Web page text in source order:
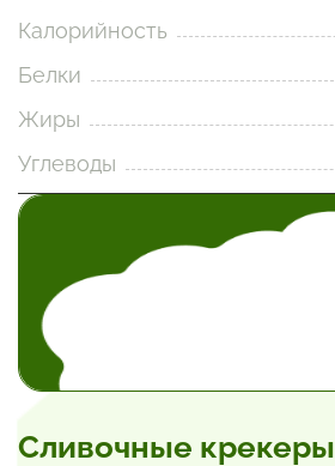
Калорийность
Белки
Жиры
Углеводы
Сливочные крекеры